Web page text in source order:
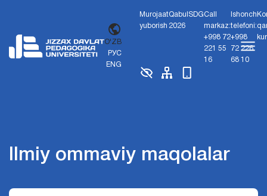
O'ZB
РУС
ENG
Murojaat
yuborish
Qabul
2026
SDGCall
markaz:
+998 72
221 55
16
Ishonch
telefoni:
+998
72 226
68 10
Ilmiy ommaviy maqolalar